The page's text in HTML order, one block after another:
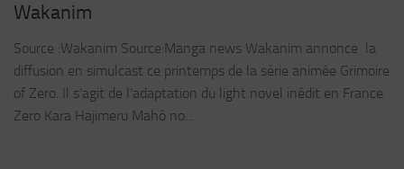
Wakanim
Source :Wakanim Source:Manga news Wakanim annonce la
diffusion en simulcast ce printemps de la série animée Grimoire
of Zero. Il s’agit de l’adaptation du light novel inédit en France
Zero Kara Hajimeru Mahô no...